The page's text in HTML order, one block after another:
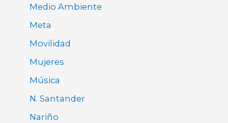
Medio Ambiente
Meta
Movilidad
Mujeres
Música
N. Santander
Nariño